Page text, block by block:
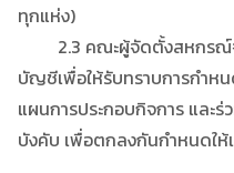
ทุกแห่ง)
2.3 คณะผู้จัดตั้งสหกรณ์จั
บัญชีเพื่อให้รับทราบการกำห
แผนการประกอบกิจการ และ
บังคับ เพื่อตกลงกันกำหนดใ